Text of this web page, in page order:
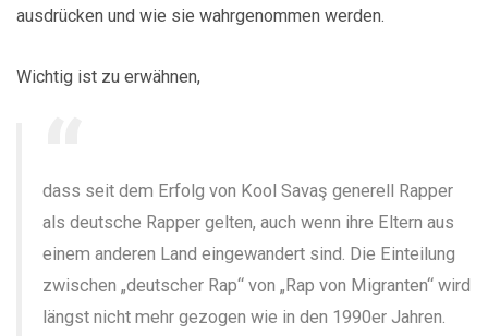
ausdrücken und wie sie wahrgenommen werden.
Wichtig ist zu erwähnen,
dass seit dem Erfolg von Kool Savaş generell Rapper
als deutsche Rapper gelten, auch wenn ihre Eltern aus
einem anderen Land eingewandert sind. Die Einteilung
zwischen „deutscher Rap“ von „Rap von Migranten“ wird
längst nicht mehr gezogen wie in den 1990er Jahren.